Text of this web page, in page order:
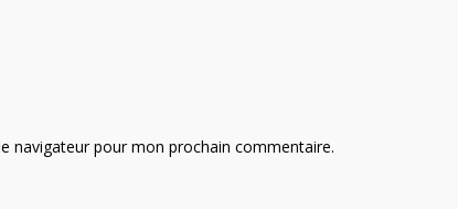
navigateur pour mon prochain commentaire.